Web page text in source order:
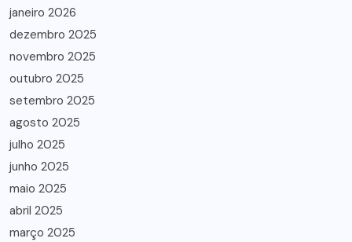
janeiro 2026
dezembro 2025
novembro 2025
outubro 2025
setembro 2025
agosto 2025
julho 2025
junho 2025
maio 2025
abril 2025
março 2025